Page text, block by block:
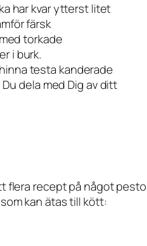
har kvar ytterst litet
färsk
torkade
i burk.
testa kanderade
dela med Dig av ditt
flera recept på något
kan ätas till kött: